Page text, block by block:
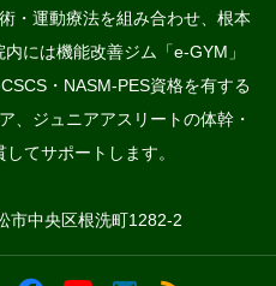
・運動療法を組み合わせ、根本
には機能改善ジム「e-GYM」
・NASM-PES資格を有する
、ジュニアアスリートの体幹・
てサポートします。
市中央区根洗町1282-2